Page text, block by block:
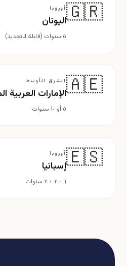
🇬🇷 أوروبا
اليونان
٥ سنوات (قابلة للتجديد)
🇦🇪 الشرق الأوسط
الإمارات العربية
٥ أو ١٠ سنوات
🇪🇸 أوروبا
إسبانيا
١ + ٢ + ٢ سنوات